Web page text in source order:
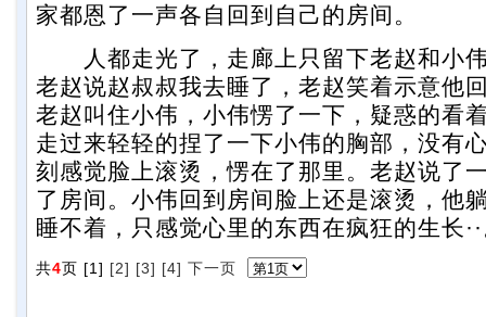
家都恩了一声各自回到自己的房间。
人都走光了，走廊上只留下老赵和小
老赵说赵叔叔我去睡了，老赵笑着示意他
老赵叫住小伟，小伟愣了一下，疑惑的看
走过来轻轻的捏了一下小伟的胸部，没有
刻感觉脸上滚烫，愣在了那里。老赵说了
了房间。小伟回到房间脸上还是滚烫，他
睡不着，只感觉心里的东西在疯狂的生长
共4页 [1] [2] [3] [4] 下一页